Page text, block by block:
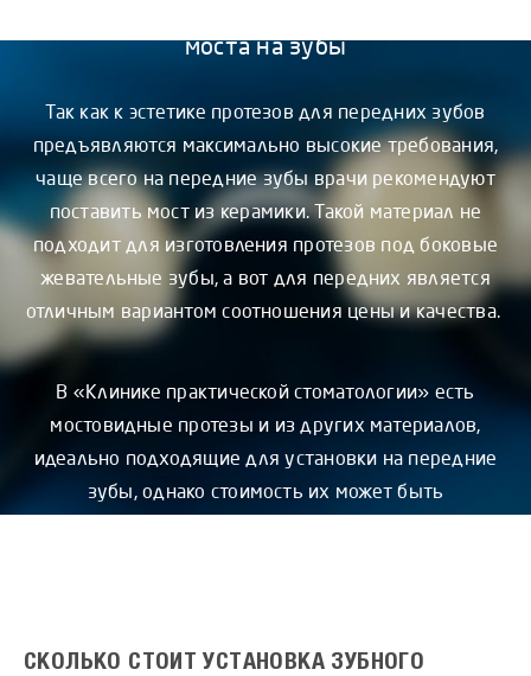
моста на зубы
Так как к эстетике протезов для передних зубов
предъявляются максимально высокие требования,
чаще всего на передние зубы врачи рекомендуют
поставить мост из керамики. Такой материал не
подходит для изготовления протезов под боковые
жевательные зубы, а вот для передних является
отличным вариантом соотношения цены и качества.
В «Клинике практической стоматологии» есть
мостовидные протезы и из других материалов,
идеально подходящие для установки на передние
зубы, однако стоимость их может быть
СКОЛЬКО СТОИТ УСТАНОВКА ЗУБНОГО